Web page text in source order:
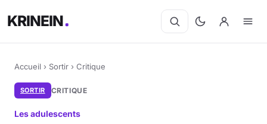
KRINEIN
Accueil › Sortir › Critique
SORTIR CRITIQUE
Les adulescents